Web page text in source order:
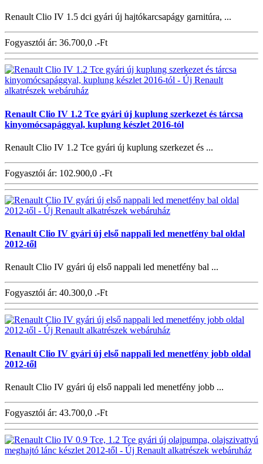
Renault Clio IV 1.5 dci gyári új hajtókarcsapágy garnitúra, ...
Fogyasztói ár: 36.700,0 .-Ft
Renault Clio IV 1.2 Tce gyári új kuplung szerkezet és tárcsa
kinyomócsapággyal, kuplung készlet 2016-tól
Renault Clio IV 1.2 Tce gyári új kuplung szerkezet és ...
Fogyasztói ár: 102.900,0 .-Ft
Renault Clio IV gyári új első nappali led menetfény bal oldal
2012-től
Renault Clio IV gyári új első nappali led menetfény bal ...
Fogyasztói ár: 40.300,0 .-Ft
Renault Clio IV gyári új első nappali led menetfény jobb oldal
2012-től
Renault Clio IV gyári új első nappali led menetfény jobb ...
Fogyasztói ár: 43.700,0 .-Ft